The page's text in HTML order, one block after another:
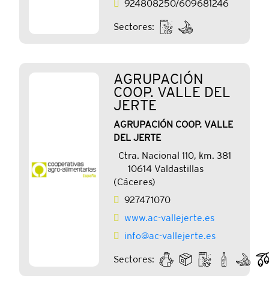
924808250/609681246
Sectores:
AGRUPACIÓN
COOP. VALLE DEL
JERTE
AGRUPACIÓN COOP. VALLE
DEL JERTE
Ctra. Nacional 110, km. 381
10614 Valdastillas
(Cáceres)
927471070
www.ac-vallejerte.es
info@ac-vallejerte.es
Sectores: